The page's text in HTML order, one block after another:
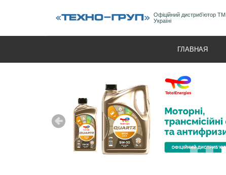
Офіційний дистрибʼютор ТМ
Україні
ГЛАВНАЯ